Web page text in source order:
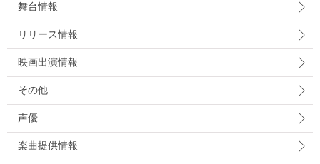
舞台情報
リリース情報
映画出演情報
その他
声優
楽曲提供情報